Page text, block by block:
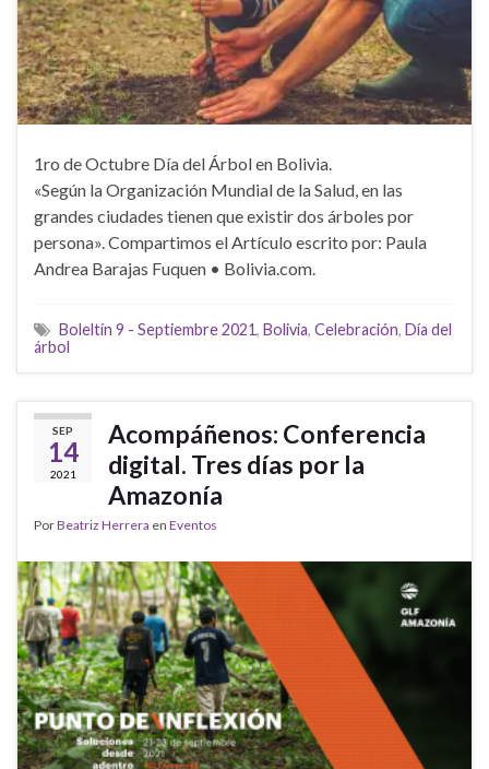
1ro de Octubre Día del Árbol en Bolivia.
«Según la Organización Mundial de la Salud, en las
grandes ciudades tienen que existir dos árboles por
persona». Compartimos el Artículo escrito por: Paula
Andrea Barajas Fuquen • Bolivia.com.
Boleltín 9 - Septiembre 2021, Bolivia, Celebración, Día del
árbol
SEP
14
2021
Acompáñenos: Conferencia
digital. Tres días por la
Amazonía
PorBeatriz Herrera en Eventos